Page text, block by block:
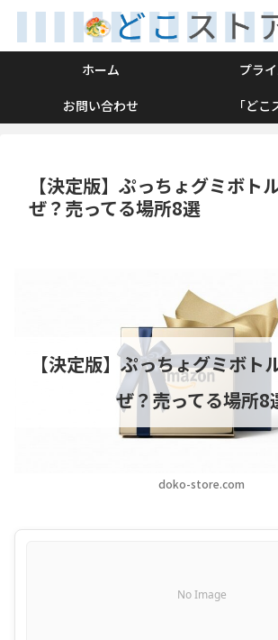
ホーム
プラ
お問い合わせ
「ど
【決定版】ぷっちょグミボト
ぜ？売ってる場所8選
doko-store.com
【決定版】ぷっちょグミボト
ぜ？売ってる場所8
No Image